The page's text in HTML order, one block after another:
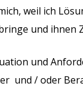
weil ich
und ihnen
und
und / oder